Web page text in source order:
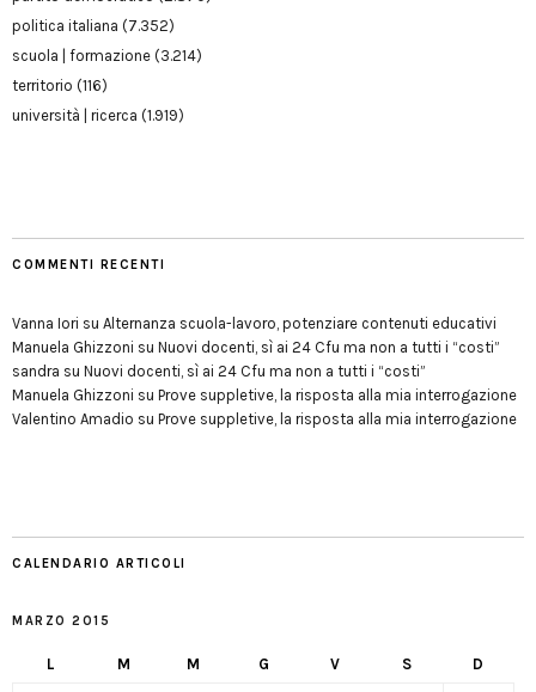
politica italiana (7.352)
scuola | formazione (3.214)
territorio (116)
università | ricerca (1.919)
COMMENTI RECENTI
Vanna Iori su Alternanza scuola-lavoro, potenziare contenuti educativi
Manuela Ghizzoni su Nuovi docenti, sì ai 24 Cfu ma non a tutti i “costi”
sandra su Nuovi docenti, sì ai 24 Cfu ma non a tutti i “costi”
Manuela Ghizzoni su Prove suppletive, la risposta alla mia interrogazione
Valentino Amadio su Prove suppletive, la risposta alla mia interrogazione
CALENDARIO ARTICOLI
MARZO 2015
L M M G V S D